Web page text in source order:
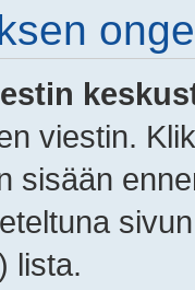
viestin.
sisään
lista.